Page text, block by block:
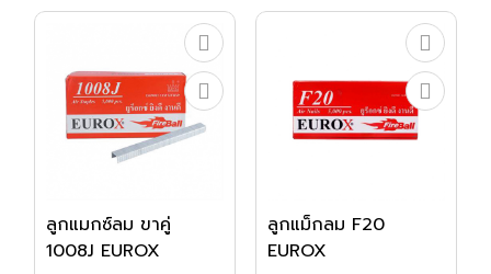
ลูกแมกซ์ลม ขาคู่
1008J EUROX
ลูกแม็กลม F20
EUROX